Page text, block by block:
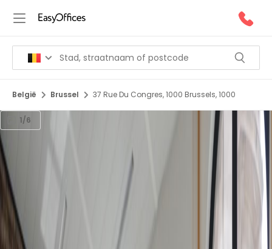
België Brussel 37 Rue Du Congres, 1000 Brussels, 1000
1/6